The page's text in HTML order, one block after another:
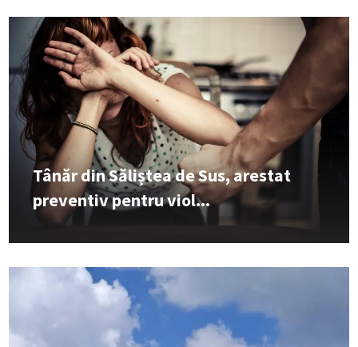
Tânăr din Săliștea de Sus, arestat
preventiv pentru viol...